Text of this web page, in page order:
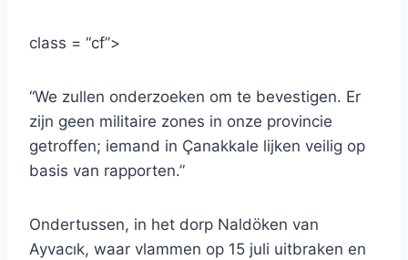
class = “cf”>
“We zullen onderzoeken om te bevestigen. Er
zijn geen militaire zones in onze provincie
getroffen; iemand in Çanakkale lijken veilig op
basis van rapporten.”
Ondertussen, in het dorp Naldöken van
Ayvacık, waar vlammen op 15 juli uitbraken en